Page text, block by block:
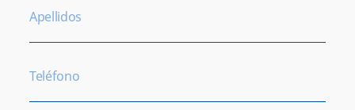
Apellidos
Teléfono